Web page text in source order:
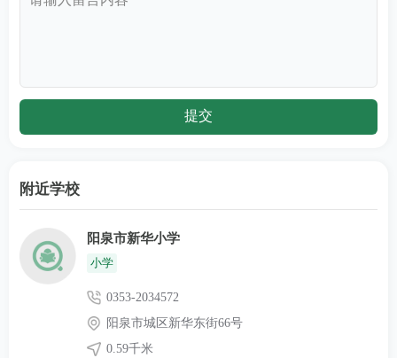
附近学校
阳泉市新华小学
小学
0353-2034572
阳泉市城区新华东街66号
0.59千米